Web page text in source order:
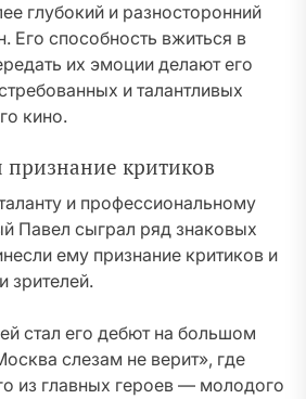
глубокий и разносторонний
Его способность вжиться в
их эмоции делают его
и талантливых
кино.
критиков
и профессиональному
Павел сыграл ряд знаковых
ему признание критиков и
зрителей.
стал его дебют на большом
слезам не верит», где
из главных героев — молодого